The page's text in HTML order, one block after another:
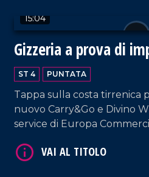
15:04
Gizzeria a prova di
ST 4 PUNTATA
Tappa sulla costa tirrenica
nuovo Carry&Go e Divino
service di Europa
VAI AL TITOLO